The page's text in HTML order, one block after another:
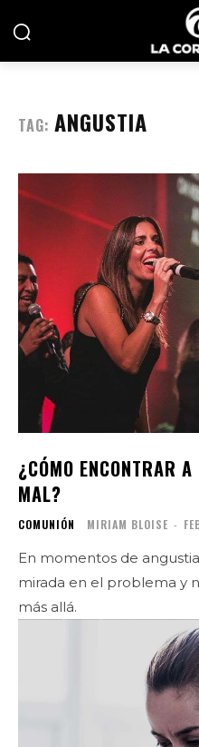
TAG: ANGUSTIA
¿CÓMO ENCONTRAR
MAL?
COMUNIÓN MIRIAM BLOISE -
En momentos de
mirada en el problema y
más allá.